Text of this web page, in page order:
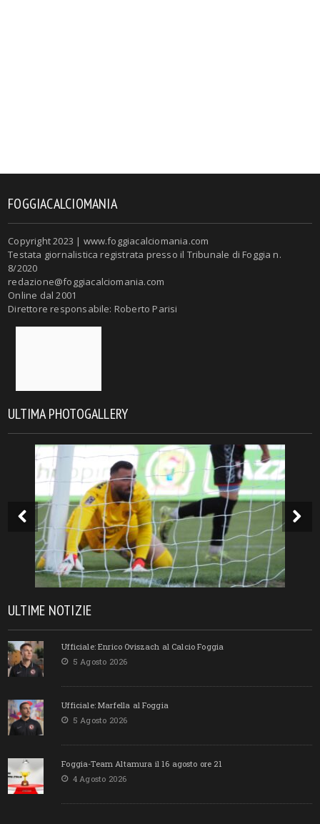
FOGGIACALCIOMANIA
Copyright 2023 | www.foggiacalciomania.com
Testata giornalistica registrata presso il Tribunale di Foggia n.
8/2020
redazione@foggiacalciomania.com
Online dal 2001
Direttore responsabile: Roberto Parisi
ULTIMA PHOTOGALLERY
ULTIME NOTIZIE
Ufficiale: Enrico Oviszach al Calcio Foggia
5 Agosto 2026
Ufficiale: Marfella al Foggia
5 Agosto 2026
Foggia-Team Altamura il 16 agosto ore 21
4 Agosto 2026